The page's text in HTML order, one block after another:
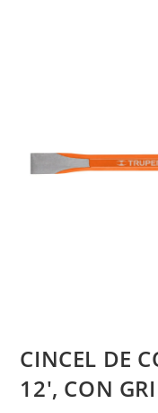
CINCEL DE
12′, CON